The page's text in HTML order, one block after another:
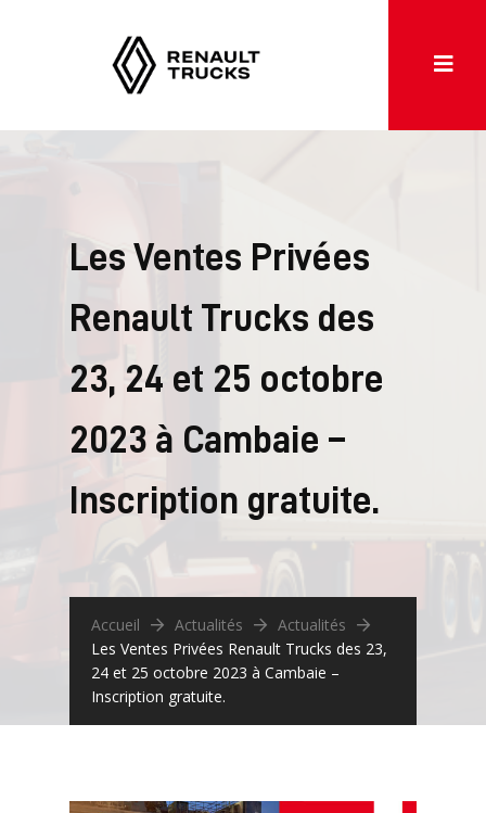
Les Ventes Privées
Renault Trucks des
23, 24 et 25 octobre
2023 à Cambaie –
Inscription gratuite.
Accueil Actualités
Actualités
Les Ventes Privées Renault Trucks des 23,
24 et 25 octobre 2023 à Cambaie –
Inscription gratuite.